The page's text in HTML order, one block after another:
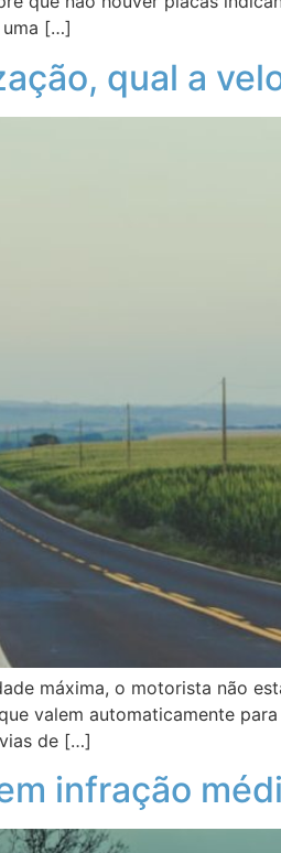
uma […]
qual a
máxima, o motorista não
valem automaticamente
de […]
infração